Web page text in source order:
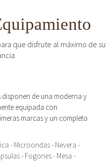
que disfrute al máximo de su
de una moderna y
equipada con
marcas y un completo
- Microondas - Nevera -
- Fogones - Mesa -